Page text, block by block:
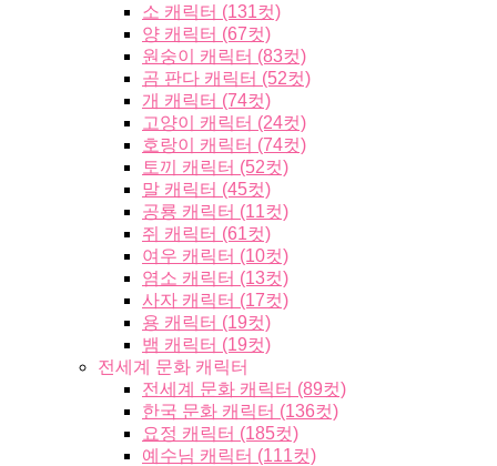
소 캐릭터 (131컷)
양 캐릭터 (67컷)
원숭이 캐릭터 (83컷)
곰 판다 캐릭터 (52컷)
개 캐릭터 (74컷)
고양이 캐릭터 (24컷)
호랑이 캐릭터 (74컷)
토끼 캐릭터 (52컷)
말 캐릭터 (45컷)
공룡 캐릭터 (11컷)
쥐 캐릭터 (61컷)
여우 캐릭터 (10컷)
염소 캐릭터 (13컷)
사자 캐릭터 (17컷)
용 캐릭터 (19컷)
뱀 캐릭터 (19컷)
전세계 문화 캐릭터
전세계 문화 캐릭터 (89컷)
한국 문화 캐릭터 (136컷)
요정 캐릭터 (185컷)
예수님 캐릭터 (111컷)